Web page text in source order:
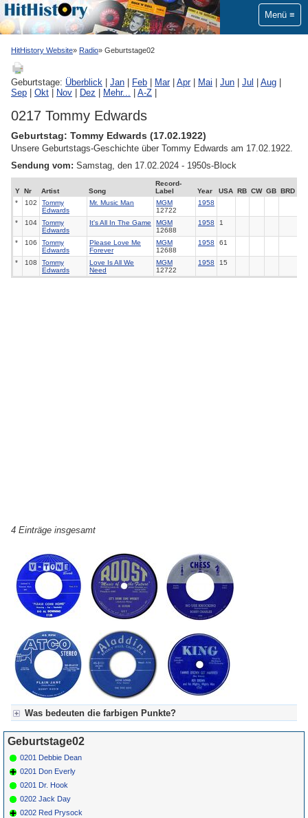
Menü
HitHistory Website Radio Geburtstage02
Geburtstage: Überblick Jan Feb Mar| Apr| Mai Jun Jul Aug
Sep
Okt Nov Dez Mehr... A-Z
0217 Tommy Edwards
Geburtstag: Tommy Edwards (17.02.1922)
Unsere Geburtstags-Geschichte über Tommy Edwards am 17.02.1922.
Sendung vom: Samstag, den 17.02.2024 - 1950s-Block
Y Nr Artist Song
Record-
Label
Year USA RB CW GB
BRD
*
102
Tommy
Edwards
Mr. Music Man
MGM
12722
1958
* 104
Tommy
Edwards
It's All In The Game
MGM
12688
1958 1
* 106
Tommy
Edwards
Please Love Me
Forever
MGM
12688
1958 61
* 108
Tommy
Edwards
Love Is All We
Need
MGM
12722
1958 15
4 Einträge insgesamt
Was bedeuten die farbigen Punkte?
Für Axel's Tageskalender:
Grün = Kurzgeschichte
Grün! = fachlich bestimmt spannend, nicht verpassen!
Grün+ = Stundenbeitrag
Gelb = Kurzgeschichten oder Stundensendungen in Arbeit
Blau = Beschreibungstext (beschreibender Text)
Geburtstage02
0201 Debbie Dean
0201 Don Everly
0201 Dr. Hook
0202 Jack Day
0202 Red Prysock